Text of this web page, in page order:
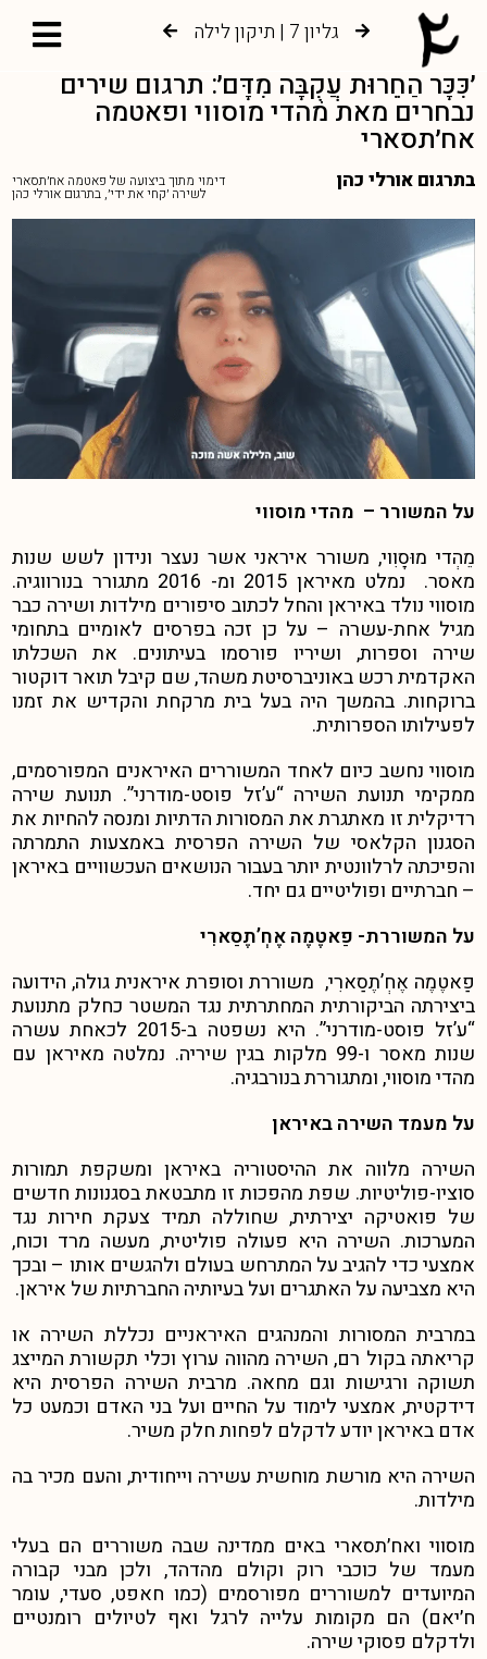
גליון 7 | תיקון לילה
׳כִּכָּר הַחֵרוּת עֲקֻבָּה מִדָּם׳: תרגום שירים
נבחרים מאת מהדי מוסווי ופאטמה
אח׳תסארי
בתרגום אורלי כהן דימוי מתוך ביצועה של פאטמה אח׳תסארי
לשירה ׳קחי את ידי׳, בתרגום אורלי כהן
על המשורר – מהדי מוסווי
מֵהְדי מוּסָוִוי, משורר איראני אשר נעצר ונידון לשש שנות
מאסר. נמלט מאיראן 2015 ומ- 2016 מתגורר בנורווגיה.
מוסווי נולד באיראן והחל לכתוב סיפורים מילדות ושירה כבר
מגיל אחת-עשרה – על כן זכה בפרסים לאומיים בתחומי
שירה וספרות, ושיריו פורסמו בעיתונים. את השכלתו
האקדמית רכש באוניברסיטת משהד, שם קיבל תואר דוקטור
ברוקחות. בהמשך היה בעל בית מרקחת והקדיש את זמנו
לפעילותו הספרותית.
מוסווי נחשב כיום לאחד המשוררים האיראנים המפורסמים,
ממקימי תנועת השירה “ע’זל פוסט-מודרני”. תנועת שירה
רדיקלית זו מאתגרת את המסורות הדתיות ומנסה להחיות את
הסגנון הקלאסי של השירה הפרסית באמצעות התמרתה
והפיכתה לרלוונטית יותר בעבור הנושאים העכשוויים באיראן
– חברתיים ופוליטיים גם יחד.
על המשוררת- פַאטֶמֶה אֶחְ’תֶסַארִי
פַאטֶמֶה אֶחְ’תֶסַארִי, משוררת וסופרת איראנית גולה, הידועה
ביצירתה הביקורתית המחתרתית נגד המשטר כחלק מתנועת
“ע’זל פוסט-מודרני”. היא נשפטה ב-2015 לכאחת עשרה
שנות מאסר ו-99 מלקות בגין שיריה. נמלטה מאיראן עם
מהדי מוסווי, ומתגוררת בנורבגיה.
על מעמד השירה באיראן
השירה מלווה את ההיסטוריה באיראן ומשקפת תמורות
סוציו-פוליטיות. שפת מהפכות זו מתבטאת בסגנונות חדשים
של פואטיקה יצירתית, שחוללה תמיד צעקת חירות נגד
המערכות. השירה היא פעולה פוליטית, מעשה מרד וכוח,
אמצעי כדי להגיב על המתרחש בעולם ולהגשים אותו – ובכך
היא מצביעה על האתגרים ועל בעיותיה החברתיות של איראן.
במרבית המסורות והמנהגים האיראניים נכללת השירה או
קריאתה בקול רם, השירה מהווה ערוץ וכלי תקשורת המייצג
תשוקה ורגישות וגם מחאה. מרבית השירה הפרסית היא
דידקטית, אמצעי לימוד על החיים ועל בני האדם וכמעט כל
אדם באיראן יודע לדקלם לפחות חלק משיר.
השירה היא מורשת מוחשית עשירה וייחודית, והעם מכיר בה
מילדות.
מוסווי ואח׳תסארי באים ממדינה שבה משוררים הם בעלי
מעמד של כוכבי רוק וקולם מהדהד, ולכן מבני קבורה
המיועדים למשוררים מפורסמים (כמו חאפט, סעדי, עומר
ח׳יאם) הם מקומות עלייה לרגל ואף לטיולים רומנטיים
ולדקלם פסוקי שירה.